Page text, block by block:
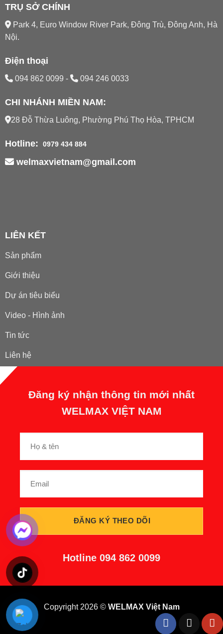
TRỤ SỞ CHÍNH
Park 4, Euro Window River Park, Đông Trù, Đông Anh, Hà
Nội.
Điện thoại
094 862 0099 - 094 246 0033
CHI NHÁNH MIỀN NAM:
28 Đỗ Thừa Luông, Phường Phú Thọ Hòa, TPHCM
Hotline: 0979 434 884
welmaxvietnam@gmail.com
LIÊN KẾT
Sản phẩm
Giới thiệu
Dự án tiêu biểu
Video - Hình ảnh
Tin tức
Liên hệ
Đăng ký nhận thông tin mới nhất
WELMAX VIỆT NAM
Hotline 094 862 0099
Copyright 2026 © WELMAX Việt Nam